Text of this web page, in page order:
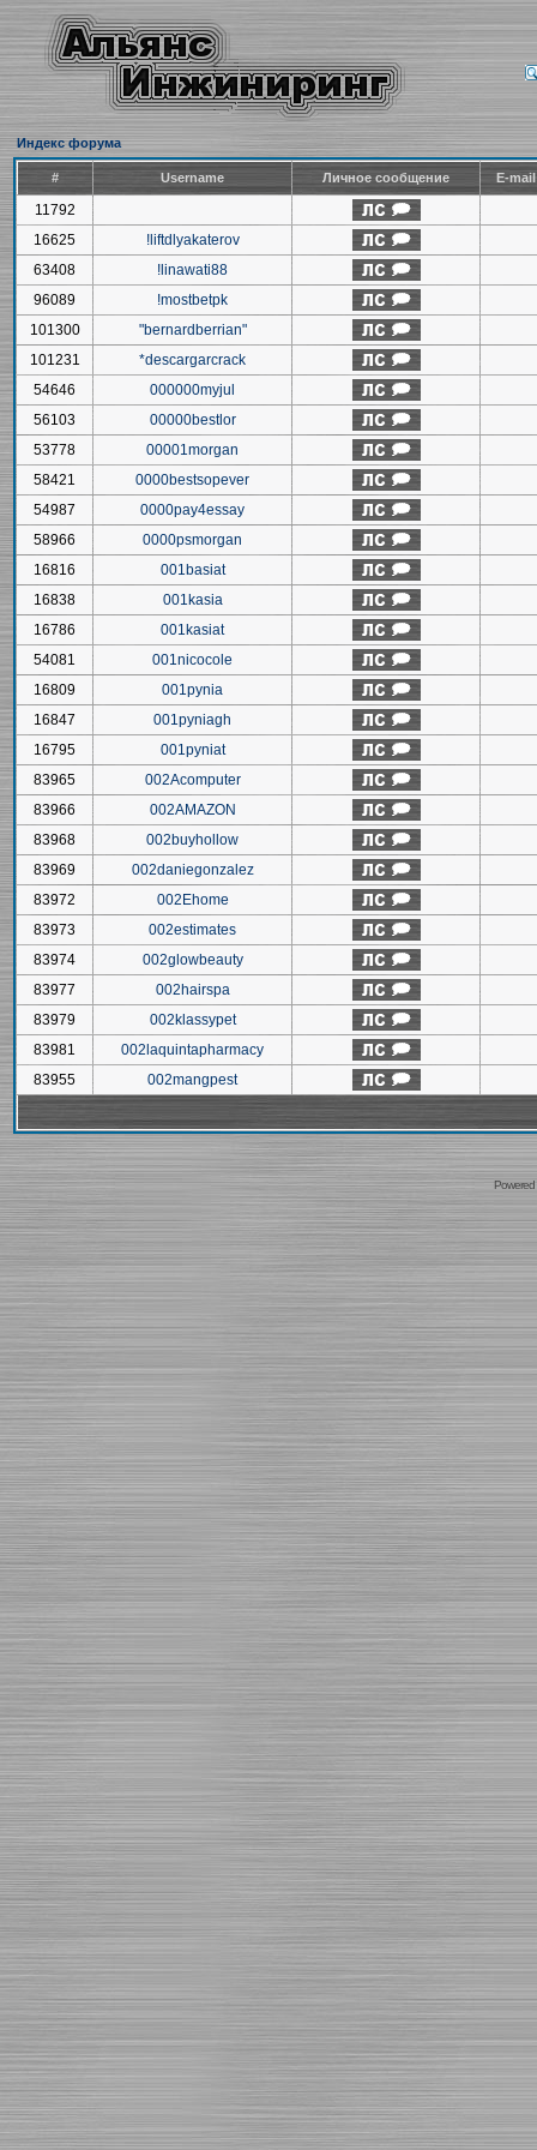
Индекс форума
# Username Личное сообщение E-
11792
16625
!liftdlyakaterov
63408
!linawati88
96089
!mostbetpk
101300
"bernardberrian"
101231
*descargarcrack
54646
000000myjul
56103
00000bestlor
53778
00001morgan
58421
0000bestsopever
54987
0000pay4essay
58966
0000psmorgan
16816
001basiat
16838
001kasia
16786
001kasiat
54081
001nicocole
16809
001pynia
16847
001pyniagh
16795
001pyniat
83965
002Acomputer
83966
002AMAZON
83968
002buyhollow
83969
002daniegonzalez
83972
002Ehome
83973
002estimates
83974
002glowbeauty
83977
002hairspa
83979
002klassypet
83981
002laquintapharmacy
83955
002mangpest